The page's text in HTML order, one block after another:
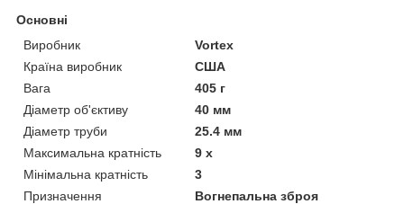
Основні
Виробник
Vortex
Країна виробник
США
Вага
405 г
Діаметр об'єктиву
40 мм
Діаметр труби
25.4 мм
Максимальна кратність
9 х
Мінімальна кратність
3
Призначення
Вогнепальна зброя